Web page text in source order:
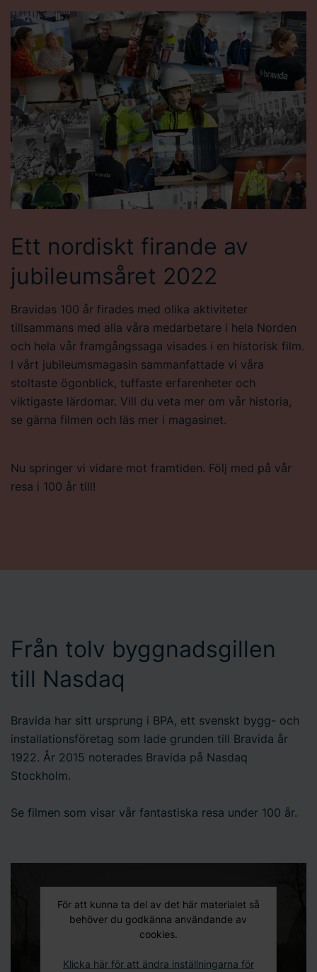
Ett nordiskt firande av
jubileumsåret 2022
Bravidas 100 år firades med olika aktiviteter
tillsammans med alla våra medarbetare i hela Norden
och hela vår framgångssaga visades i en historisk film.
I vårt jubileumsmagasin sammanfattade vi våra
stoltaste ögonblick, tuffaste erfarenheter och
viktigaste lärdomar. Vill du veta mer om vår historia,
se gärna filmen och läs mer i magasinet.
Nu springer vi vidare mot framtiden. Följ med på vår
resa i 100 år till!
Från tolv byggnadsgillen
till Nasdaq
Bravida har sitt ursprung i BPA, ett svenskt bygg- och
installationsföretag som lade grunden till Bravida år
1922. År 2015 noterades Bravida på Nasdaq
Stockholm.
Se filmen som visar vår fantastiska resa under 100 år.
För att kunna ta del av det här materialet så
behöver du godkänna användande av
cookies.
Klicka här för att ändra inställningarna för